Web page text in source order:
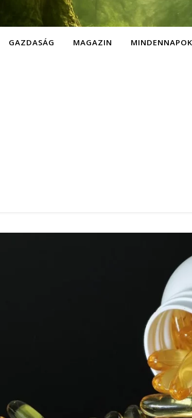
GAZDASÁG MAGAZIN MINDENNAPOK